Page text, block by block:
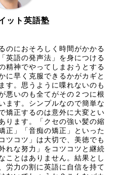
ット英語塾
のにおそろしく時間がかかる
英語の発声法」を身につける
精神でやってしまおうとする
に早く克服できるかがカギと
す。思うように喋れないのも
悪いのも全てがその２つに根
ます。シンプルなので簡単な
矯正するのは意外に大変とい
ります。「クセの強い髪の縮
正」「音痴の矯正」といった
ツコツ」は大切で、美徳でも
れな努力」をコツコツと継続
ことはありません。結果とし
労力の割に英語に自信を持て